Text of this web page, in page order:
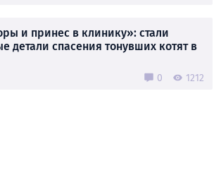
и принес в клинику»: стали
детали спасения тонувших котят в
0 1212